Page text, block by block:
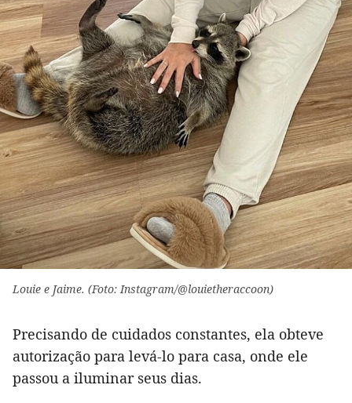
Louie e Jaime. (Foto: Instagram/@louietheraccoon)
Precisando de cuidados constantes, ela obteve
autorização para levá-lo para casa, onde ele
passou a iluminar seus dias.